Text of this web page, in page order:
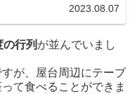
2023.08.07
行列 が並んでいまし
が、屋台周辺にテーブ
て食べることができま